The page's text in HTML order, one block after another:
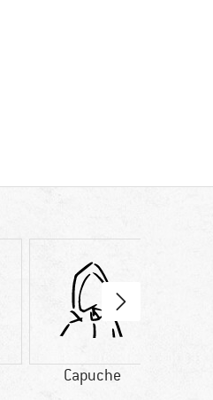
Capuche